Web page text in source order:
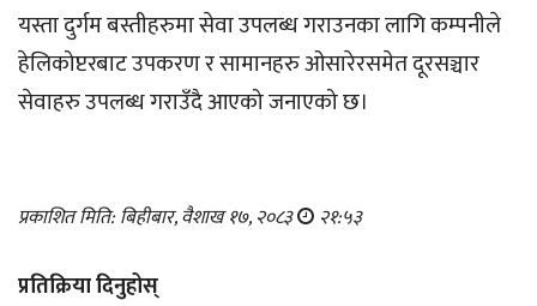
यस्ता दुर्गम बस्तीहरुमा सेवा उपलब्ध गराउनका लागि कम्पनीले
हेलिकोप्टरबाट उपकरण र सामानहरु ओसारेरसमेत दूरसञ्चार
सेवाहरु उपलब्ध गराउँदै आएको जनाएको छ।
प्रकाशित मिति: बिहीबार, वैशाख १७, २०८३ २१:५३
प्रतिक्रिया दिनुहोस्